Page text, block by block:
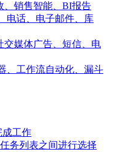
、销售智能、BI报告
电话、电子邮件、库
交媒体广告、短信、电
、工作流自动化、漏斗
成工作
务列表之间进行选择